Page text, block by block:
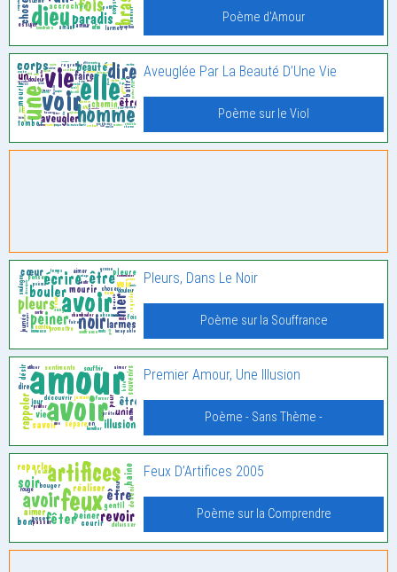
Poème d'Amour
Aveuglée Par La Beauté D’Une Vie
Poème sur le Viol
Pleurs, Dans Le Noir
Poème sur la Souffrance
Premier Amour, Une Illusion
Poème - Sans Thème -
Feux D’Artifices 2005
Poème sur la Comprendre